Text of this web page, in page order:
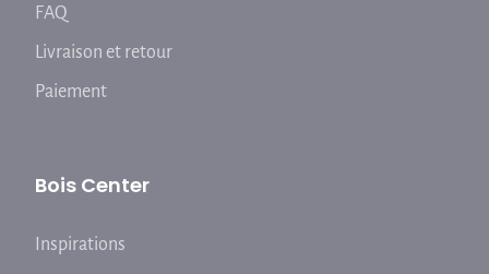
FAQ
Livraison et retour
Paiement
Bois Center
Inspirations